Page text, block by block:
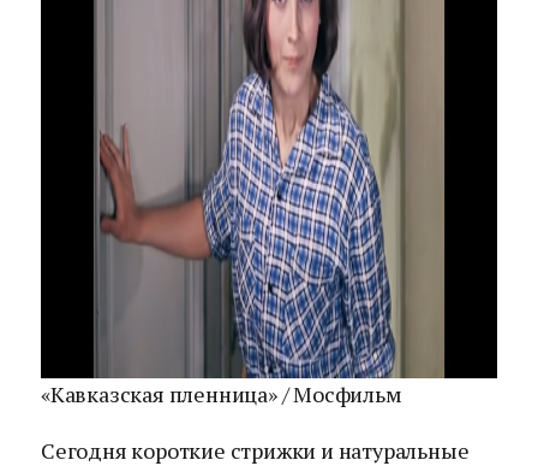
«Кавказская пленница» / Мосфильм
Сегодня короткие стрижки и натуральные